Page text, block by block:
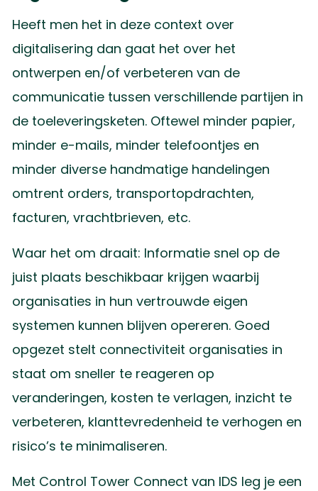
Heeft men het in deze context over
digitalisering dan gaat het over het
ontwerpen en/of verbeteren van de
communicatie tussen verschillende partijen in
de toeleveringsketen. Oftewel minder papier,
minder e-mails, minder telefoontjes en
minder diverse handmatige handelingen
omtrent orders, transportopdrachten,
facturen, vrachtbrieven, etc.
Waar het om draait: Informatie snel op de
juist plaats beschikbaar krijgen waarbij
organisaties in hun vertrouwde eigen
systemen kunnen blijven opereren. Goed
opgezet stelt connectiviteit organisaties in
staat om sneller te reageren op
veranderingen, kosten te verlagen, inzicht te
verbeteren, klanttevredenheid te verhogen en
risico’s te minimaliseren.
Met Control Tower Connect van IDS leg je een